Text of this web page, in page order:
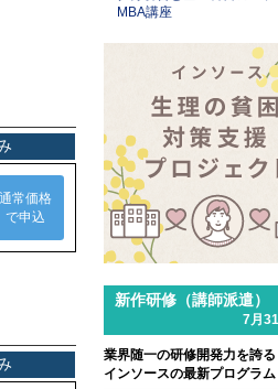
MBA講座
Jul.31
インソースブログ「東へ西
コラム「パワークエリででき
～Excelの面倒な繰り返し作業
動化して時短する」のご紹介
新作研修（講師派遣）
7月
業界随一の研修開発力を誇る
インソースの最新プログラム